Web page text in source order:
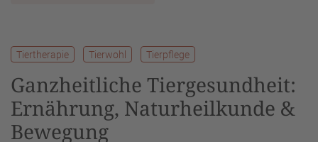
Tiertherapie Tierwohl Tierpflege
Ganzheitliche Tiergesundheit:
Ernährung, Naturheilkunde &
Bewegung